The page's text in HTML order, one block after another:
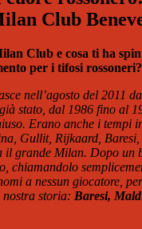
Club
Club e cosa ti ha
per i tifosi rossoneri?
nell’agosto del 2011
stato, dal 1986 fino al
Erano anche i tempi
Gullit, Rijkaard, Baresi,
il grande Milan. Dopo un
chiamandolo
nomi a nessun giocatore,
storia: Baresi,